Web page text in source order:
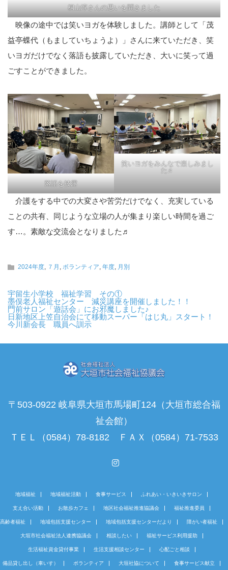
桐山淳さんの思いを聞きました
映像の途中では笑いヨガを体験しました。講師として「茂
益亭蝶代（もましていちょうよ）」さんに来ていただき、笑
いヨガだけでなく落語も披露していただき、大いに笑って過
ごすことができました。
落語を披露
笑いヨガをみんなで楽しみまし
た♬
介護をする中での大変さや苦労だけでなく、充実している
ことの共有、同じような立場の人が集まり楽しい時間を過ご
す…。素敵な交流会となりました♬
2024年度, ７月 , ボランティア, 年度, 月別
宇留生小学校 福祉学習 その①
墨俣老人福祉センター 減災講座を開催しました！！
門前サロン「遊話会」にお邪魔しました♪
日新地区上笠自治会にて移動スーパー「はじ丸」スタート！
今川新会長 職員へ訓示
〒503-0922 岐阜県大垣市馬場町124（大垣市総合福
祉会館）
ＴＥＬ（0584）78-8182 ＦＡＸ（0584）71-7533
地域福祉 地域福祉活動 食事サービス ふれあい・いきいきサロン
支え合い活動 お散歩カフェ 地区社会福祉推進協議会 福祉推進委員
高齢者福祉 地域包括支援センター 地域包括支援センターだより 障がい者福祉
大垣市社会福祉法人連携協議会 相談したい 福祉サービス利用援助
生活福祉資金貸付事業 生活支援相談センター 心配ごと相談
備品貸し出し（車いす） ボランティア 大垣社協について 食事サービス献立